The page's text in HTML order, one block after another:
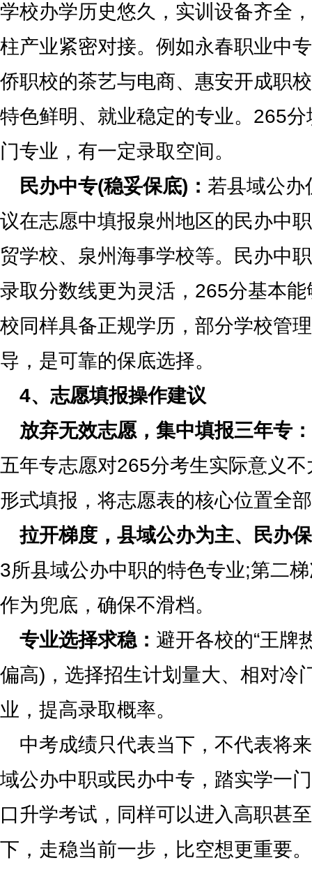
学校办学历史悠久，实训设备齐全
柱产业紧密对接。例如永春职业中
侨职校的茶艺与电商、惠安开成职
特色鲜明、就业稳定的专业。265
门专业，有一定录取空间。
民办中专(稳妥保底)： 若县域公办
议在志愿中填报泉州地区的民办中
贸学校、泉州海事学校等。民办中
录取分数线更为灵活，265分基本
校同样具备正规学历，部分学校管
导，是可靠的保底选择。
4、志愿填报操作建议
放弃无效志愿，集中填报三年专：
五年专志愿对265分考生实际意义
形式填报，将志愿表的核心位置全
拉开梯度，县域公办为主、民办
3所县域公办中职的特色专业;第二
作为兜底，确保不滑档。
专业选择求稳： 避开各校的“王牌
偏高)，选择招生计划量大、相对冷
业，提高录取概率。
中考成绩只代表当下，不代表将
域公办中职或民办中专，踏实学一
口升学考试，同样可以进入高职甚
下，走稳当前一步，比空想更重要。